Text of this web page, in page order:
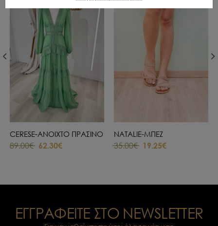
CERESE-ΑΝΟΙΧΤΟ ΠΡΑΣΙΝΟ
89.00€ 62.30€
NATALIE-ΜΠΕΖ
35.00€ 19.25€
ΕΓΓΡΑΦΕΙΤΕ ΣΤΟ NEWSLETTER